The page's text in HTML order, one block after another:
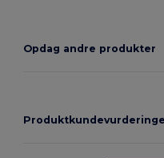
Opdag andre produkter